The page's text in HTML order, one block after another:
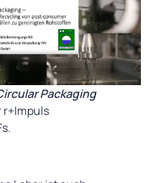
Packaging
r+Impuls